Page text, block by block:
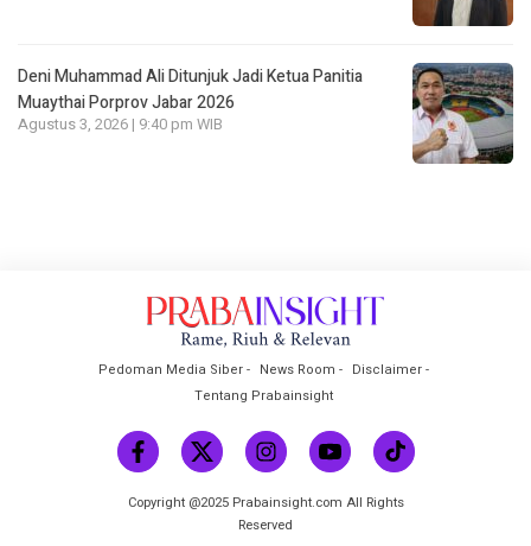
Deni Muhammad Ali Ditunjuk Jadi Ketua Panitia
Muaythai Porprov Jabar 2026
Agustus 3, 2026 | 9:40 pm WIB
Pedoman Media Siber News Room
Disclaimer
Tentang Prabainsight
Copyright @2025 Prabainsight.com All Rights
Reserved